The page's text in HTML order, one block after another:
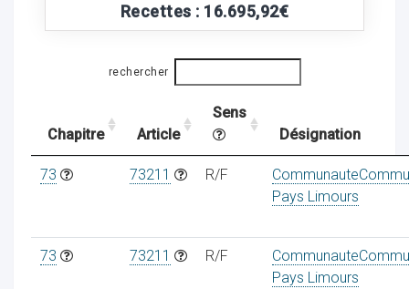
Recettes : 16.695,92€
rechercher
Chapitre Article
Sens
Désignation
73 73211 R/F
Pays Limours
73 73211 R/F
Pays Limours